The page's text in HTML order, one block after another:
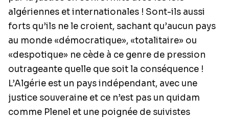
algériennes et internationales ! Sont-ils aussi
forts qu’ils ne le croient, sachant qu’aucun pays
au monde «démocratique», «totalitaire» ou
«despotique» ne cède à ce genre de pression
outrageante quelle que soit la conséquence !
L’Algérie est un pays indépendant, avec une
justice souveraine et ce n’est pas un quidam
comme Plenel et une poignée de suivistes